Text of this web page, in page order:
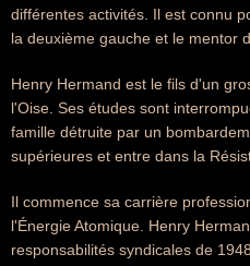
différentes activités. Il est connu
la deuxième gauche et le mentor
Henry Hermand est le fils d'un
l'Oise. Ses études sont
famille détruite par un
supérieures et entre dans la
Il commence sa carrière
l'Énergie Atomique. Henry
responsabilités syndicales de